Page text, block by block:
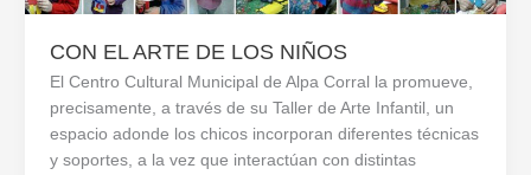
CON EL ARTE DE LOS NIÑOS
El Centro Cultural Municipal de Alpa Corral la promueve,
precisamente, a través de su Taller de Arte Infantil, un
espacio adonde los chicos incorporan diferentes técnicas
y soportes, a la vez que interactúan con distintas